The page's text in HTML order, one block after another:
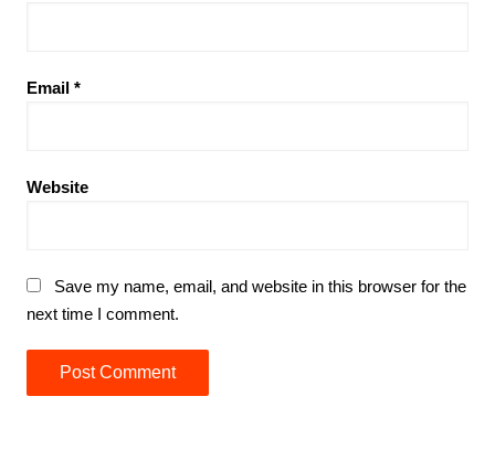
Email *
Website
Save my name, email, and website in this browser for the
next time I comment.